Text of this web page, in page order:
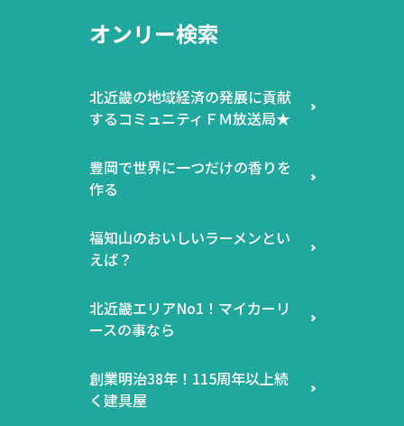
オンリー検索
北近畿の地域経済の発展に貢献
するコミュニティＦＭ放送局★
豊岡で世界に一つだけの香りを
作る
福知山のおいしいラーメンとい
えば？
北近畿エリアNo1！マイカーリ
ースの事なら
創業明治38年！115周年以上続
く建具屋